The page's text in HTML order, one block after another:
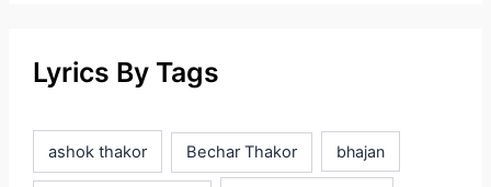
Lyrics By Tags
ashok thakor Bechar Thakor bhajan